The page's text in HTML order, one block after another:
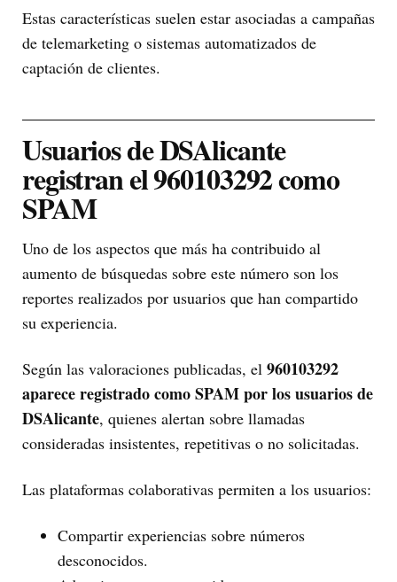
Estas características suelen estar asociadas a campañas
de telemarketing o sistemas automatizados de
captación de clientes.
Usuarios de DSAlicante
registran el 960103292 como
SPAM
Uno de los aspectos que más ha contribuido al
aumento de búsquedas sobre este número son los
reportes realizados por usuarios que han compartido
su experiencia.
Según las valoraciones publicadas, el 960103292
aparece registrado como SPAM por los usuarios de
DSAlicante, quienes alertan sobre llamadas
consideradas insistentes, repetitivas o no solicitadas.
Las plataformas colaborativas permiten a los usuarios:
Compartir experiencias sobre números
desconocidos.